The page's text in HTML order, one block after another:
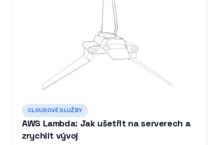
CLOUDOVÉ SLUŽBY
AWS Lambda: Jak ušetřit na serverech a
zrychlit vývoj